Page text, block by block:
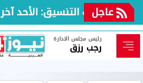
عاجل
مكتب التنسيق: الأحد آخر
رئيس مجلس الادارة
رجب رزق